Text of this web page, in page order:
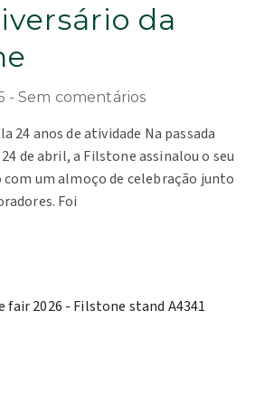
da
Sem comentários
24 anos de atividade Na passada
de abril, a Filstone assinalou o seu
com um almoço de celebração junto
Foi